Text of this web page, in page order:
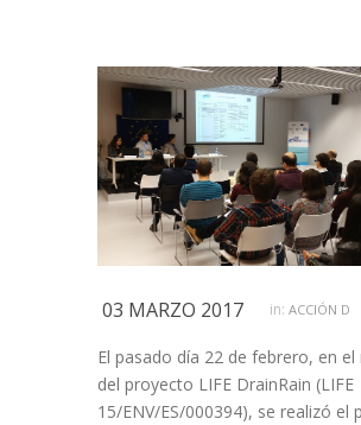
03 MARZO 2017 in:ACCIÓN D
El pasado día 22 de febrero, en el
del proyecto LIFE DrainRain (LIFE
15/ENV/ES/000394), se realizó el